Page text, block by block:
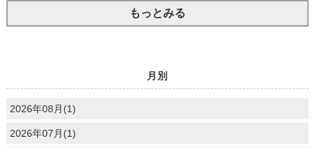
もっとみる
月別
2026年08月(1)
2026年07月(1)